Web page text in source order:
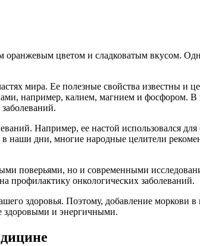
цветом и сладковатым вкусом.
мира. Ее полезные свойства известны и
например, калием, магнием и фосфором.
Например, ее настой использовался
дни, многие народные целители
поверьями, но и современными
профилактику онкологических заболеваний.
здоровья. Поэтому, добавление моркови
здоровыми и энергичными.